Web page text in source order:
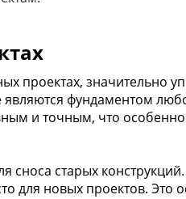
проектах, значительно
фундаментом
и точным, что
сноса старых
для новых проектов. Это